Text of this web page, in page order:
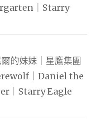
｜Starry
的妹妹｜星鷹集團
｜Daniel the
｜Starry Eagle